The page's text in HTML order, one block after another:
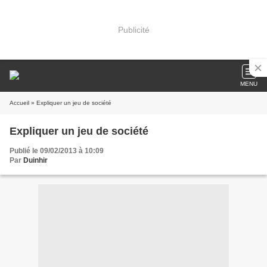
Publicité
MENU
Accueil » Expliquer un jeu de société
Expliquer un jeu de société
Publié le 09/02/2013 à 10:09
Par Duinhir